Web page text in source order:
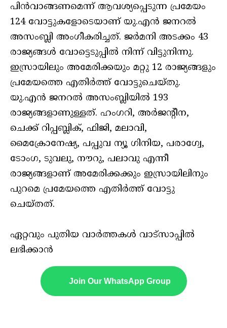
പിന്‍വാങ്ങണമെന്ന് ആവശ്യപ്പെടുന്ന പ്രമേയം
124 വോട്ടുകളോടെയാണ് യു.എന്‍ ജനറല്‍
അസംബ്ലി അംഗീകരിച്ചത്. ജര്‍മനി അടക്കം 43
രാജ്യങ്ങള്‍ വോട്ടെടുപ്പില്‍ നിന്ന് വിട്ടുനിന്നു.
ഇസ്രായിലും അമേരിക്കയും മറ്റു 12 രാജ്യങ്ങളും
പ്രമേയത്തെ എതിര്‍ത്ത് വോട്ടുചെയ്തു.
യു.എന്‍ ജനറല്‍ അസംബ്ലിയില്‍ 193
രാജ്യങ്ങളാണുള്ളത്. ഹംഗറി, അര്‍ജന്റീന,
ചെക്ക് റിപ്പബ്ലിക്, ഫിജി, മലാവി,
മൈക്രോനേഷ്യ, പപ്പുവ ന്യൂ ഗിനിയ, പരാഗ്വേ,
ടോംഗ, ടുവലു, നൗറു, പലാവു എന്നീ
രാജ്യങ്ങളാണ് അമേരിക്കക്കും ഇസ്രായിലിനും
പുറമെ പ്രമേയത്തെ എതിര്‍ത്ത് വോട്ടു
ചെയ്തത്.
ഏറ്റവും പുതിയ വാർത്തകൾ വാട്സാപ്പിൽ
ലഭിക്കാൻ
Join Our WhatsApp Group